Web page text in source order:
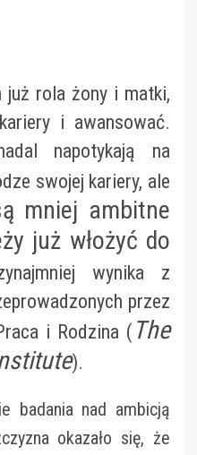
już rola żony i matki,
i awansować.
napotykają na
swojej kariery, ale
mniej ambitne
już włożyć do
wynika z
przez
i Rodzina ( The
).
badania nad ambicją
okazało się, że